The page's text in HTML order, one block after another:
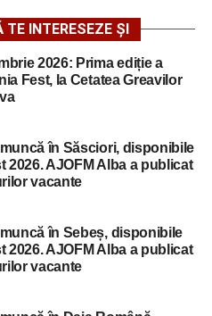
INTERESEZE ȘI
2026: Prima ediție a
Fest, la Cetatea Greavilor
în Săsciori, disponibile
2026. AJOFM Alba a publicat
vacante
în Sebeș, disponibile
2026. AJOFM Alba a publicat
vacante